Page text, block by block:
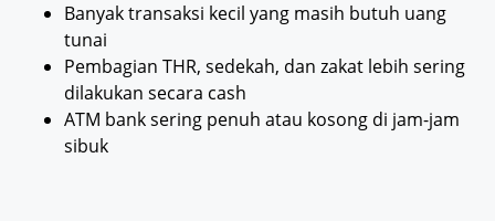
Banyak transaksi kecil yang masih butuh uang
tunai
Pembagian THR, sedekah, dan zakat lebih sering
dilakukan secara cash
ATM bank sering penuh atau kosong di jam-jam
sibuk